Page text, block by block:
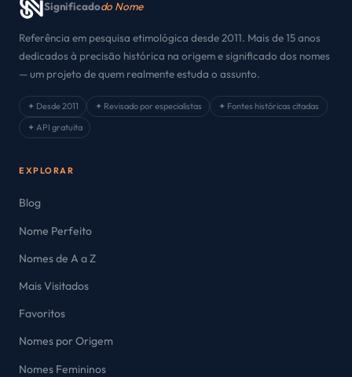
Significadodo Nome
Referência em pesquisa etimológica desde 2011. Mais de 15 anos
dedicados à precisão histórica na origem e significado dos nomes
— um projeto de quem realmente estuda o assunto.
✦ Desde 2011 ✦ Revisado por especialistas
✦ Fontes históricas citadas
✦ API gratuita
EXPLORAR
Blog
Nome Perfeito
Nomes de A a Z
Mais Visitados
Favoritos
Nomes por Origem
Nomes Femininos